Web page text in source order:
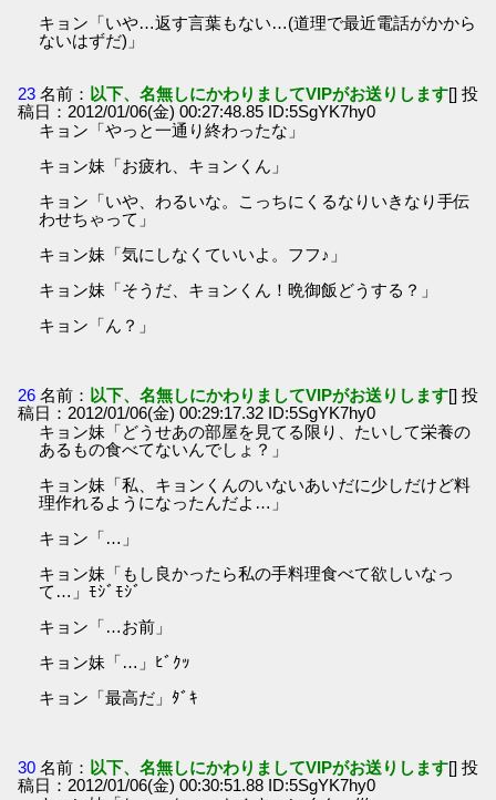
キョン「いや…返す言葉もない…(道理で最近電話がかから
ないはずだ)」
23 名前： 以下、名無しにかわりましてVIPがお送りします[] 投
稿日：2012/01/06(金) 00:27:48.85 ID:5SgYK7hy0
キョン「やっと一通り終わったな」
キョン妹「お疲れ、キョンくん」
キョン「いや、わるいな。こっちにくるなりいきなり手伝
わせちゃって」
キョン妹「気にしなくていいよ。フフ♪」
キョン妹「そうだ、キョンくん！晩御飯どうする？」
キョン「ん？」
26 名前： 以下、名無しにかわりましてVIPがお送りします[] 投
稿日：2012/01/06(金) 00:29:17.32 ID:5SgYK7hy0
キョン妹「どうせあの部屋を見てる限り、たいして栄養の
あるもの食べてないんでしょ？」
キョン妹「私、キョンくんのいないあいだに少しだけど料
理作れるようになったんだよ…」
キョン「…」
キョン妹「もし良かったら私の手料理食べて欲しいなっ
て…」ﾓｼﾞﾓｼﾞ
キョン「…お前」
キョン妹「…」ﾋﾞｸｯ
キョン「最高だ」ﾀﾞｷ
30 名前： 以下、名無しにかわりましてVIPがお送りします[] 投
稿日：2012/01/06(金) 00:30:51.88 ID:5SgYK7hy0